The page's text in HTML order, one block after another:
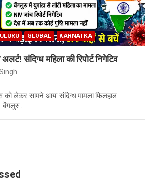
GLOBAL KARNATKA
संदिग्ध महिला की रिपोर्ट निगेटिव
को लेकर सामने आया संदिग्ध मामला फिलहाल
बेंगलुरु…